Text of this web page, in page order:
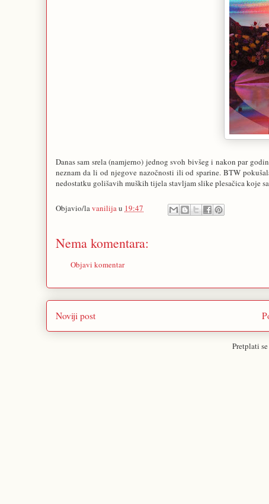
Danas sam srela (namjerno) jednog svoh bivšeg i nakon par
neznam da li od njegove nazočnosti ili od sparine. BTW
nedostatku golišavih muških tijela stavljam slike plesačica koje
Objavio/lavanilijau 19:47
Nema komentara:
Objavi komentar
Noviji post
Pretplati